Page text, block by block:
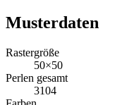
Musterdaten
Rastergröße
50×50
Perlen gesamt
3104